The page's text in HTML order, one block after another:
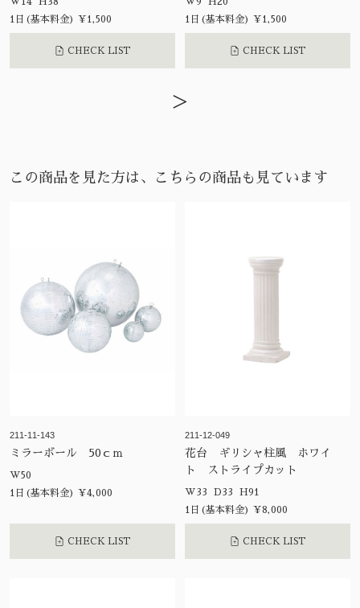
1日(基本料金) ¥1,500
CHECK LIST
1日(基本料金) ¥1,500
CHECK LIST
>
この商品を見た方は、こちらの商品も見ています
211-11-143
ミラーボール 50ｃｍ
W50
1日(基本料金) ¥4,000
CHECK LIST
211-12-049
花台 ギリシャ柱風 ホワイ
ト ストライプカット
W33 D33 H91
1日(基本料金) ¥8,000
CHECK LIST